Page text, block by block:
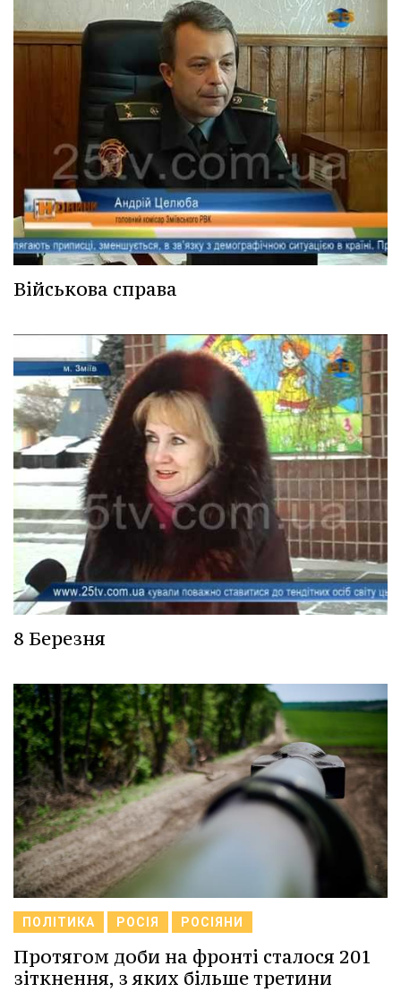
Військова справа
8 Березня
ПОЛІТИКА РОСІЯ РОСІЯНИ
Протягом доби на фронті сталося 201
зіткнення, з яких більше третини